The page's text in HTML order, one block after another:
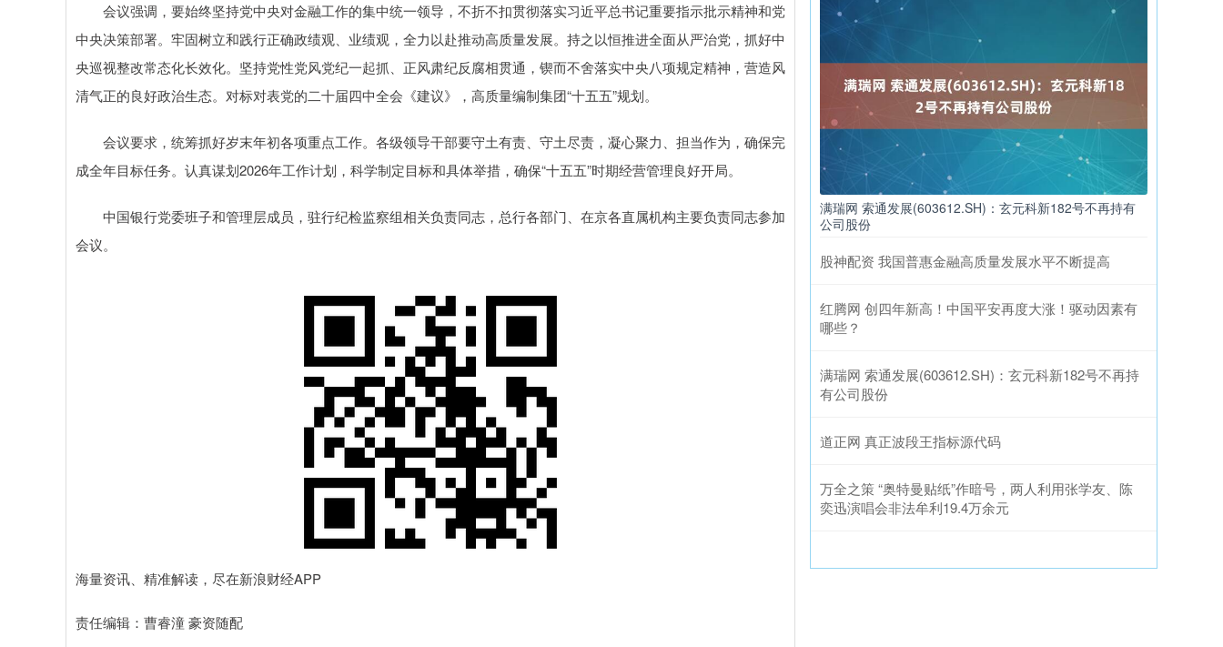
会议强调，要始终坚持党中央对金融工作的集中统一领导，不折不扣贯彻落实习近平总书记重要指示批示精神和党
中央决策部署。牢固树立和践行正确政绩观、业绩观，全力以赴推动高质量发展。持之以恒推进全面从严治党，抓好中
央巡视整改常态化长效化。坚持党性党风党纪一起抓、正风肃纪反腐相贯通，锲而不舍落实中央八项规定精神，营造风
清气正的良好政治生态。对标对表党的二十届四中全会《建议》，高质量编制集团“十五五”规划。
会议要求，统筹抓好岁末年初各项重点工作。各级领导干部要守土有责、守土尽责，凝心聚力、担当作为，确保完
成全年目标任务。认真谋划2026年工作计划，科学制定目标和具体举措，确保“十五五”时期经营管理良好开局。
中国银行党委班子和管理层成员，驻行纪检监察组相关负责同志，总行各部门、在京各直属机构主要负责同志参加
会议。
海量资讯、精准解读，尽在新浪财经APP
责任编辑：曹睿潼 豪资随配
满瑞网 索通发展(603612.SH)：玄元科新182号不再持有
公司股份
股神配资 我国普惠金融高质量发展水平不断提高
红腾网 创四年新高！中国平安再度大涨！驱动因素有
哪些？
满瑞网 索通发展(603612.SH)：玄元科新182号不再持
有公司股份
道正网 真正波段王指标源代码
万全之策 “奥特曼贴纸”作暗号，两人利用张学友、陈
奕迅演唱会非法牟利19.4万余元